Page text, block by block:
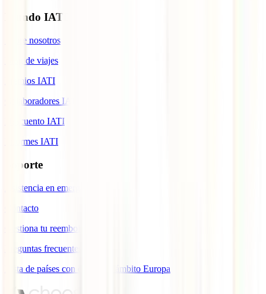
Mundo IATI
Sobre nosotros
Blog de viajes
Premios IATI
Colaboradores IATI
Descuento IATI
Informes IATI
Soporte
Asistencia en emergencias
Contacto
Gestiona tu reembolso
Preguntas frecuentes
Lista de países con cobertura ámbito Europa